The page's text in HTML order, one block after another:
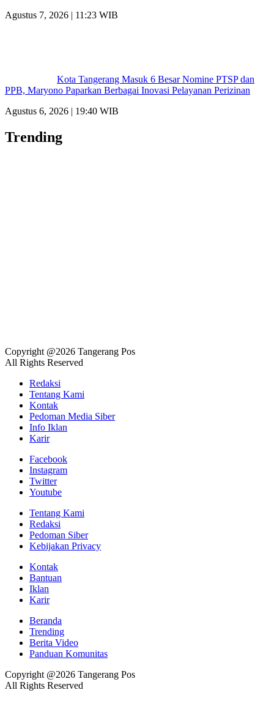
Agustus 7, 2026 | 11:23 WIB
Kota Tangerang Masuk 6 Besar Nomine PTSP dan
PPB, Maryono Paparkan Berbagai Inovasi Pelayanan Perizinan
Agustus 6, 2026 | 19:40 WIB
Trending
Copyright @2026 Tangerang Pos
All Rights Reserved
Redaksi
Tentang Kami
Kontak
Pedoman Media Siber
Info Iklan
Karir
Facebook
Instagram
Twitter
Youtube
Tentang Kami
Redaksi
Pedoman Siber
Kebijakan Privacy
Kontak
Bantuan
Iklan
Karir
Beranda
Trending
Berita Video
Panduan Komunitas
Copyright @2026 Tangerang Pos
All Rights Reserved